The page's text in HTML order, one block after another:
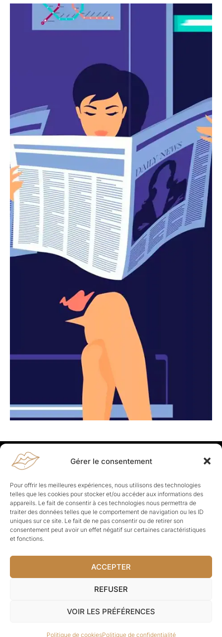
Gérer le consentement
Pour offrir les meilleures expériences, nous utilisons des technologies
telles que les cookies pour stocker et/ou accéder aux informations des
appareils. Le fait de consentir à ces technologies nous permettra de
traiter des données telles que le comportement de navigation ou les ID
uniques sur ce site. Le fait de ne pas consentir ou de retirer son
consentement peut avoir un effet négatif sur certaines caractéristiques
et fonctions.
ACCEPTER
REFUSER
VOIR LES PRÉFÉRENCES
Politique de cookiesPolitique de confidentialité
Rapporteuses
À propos de Rapporteuses :Rapporteuses, c’est l’histoire de
Parisiennes, bien dans leurs baskets qui aiment rapporter ce qui leur
cause, leur apporte et leur rapporte !
Les Topics
Société Politique Business Culture
Sport
Lifestyle